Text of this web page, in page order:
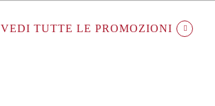
VEDI TUTTE LE PROMOZIONI